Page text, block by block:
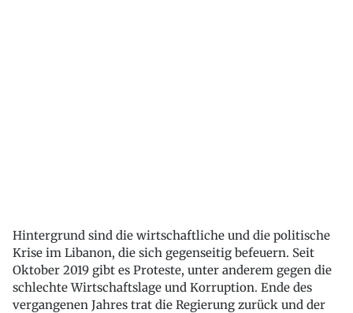
Hintergrund sind die wirtschaftliche und die politische
Krise im Libanon, die sich gegenseitig befeuern. Seit
Oktober 2019 gibt es Proteste, unter anderem gegen die
schlechte Wirtschaftslage und Korruption. Ende des
vergangenen Jahres trat die Regierung zurück und der